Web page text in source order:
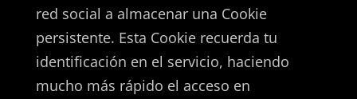
red social a almacenar una Cookie
persistente. Esta Cookie recuerda tu
identificación en el servicio, haciendo
mucho más rápido el acceso en